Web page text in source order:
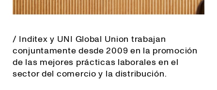
/ Inditex y UNI Global Union trabajan
conjuntamente desde 2009 en la promoción
de las mejores prácticas laborales en el
sector del comercio y la distribución.